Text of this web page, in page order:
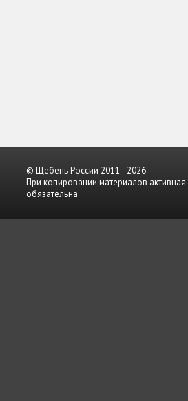
© Щебень России 2011–2026
При копировании материалов активная
обязательна